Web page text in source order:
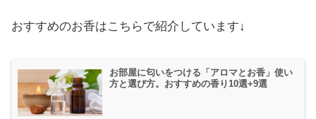
おすすめのお香はこちらで紹介しています↓
お部屋に匂いをつける「アロマとお香」使い
方と選び方。おすすめの香り10選+9選